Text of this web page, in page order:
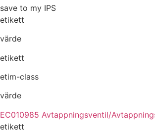
save to my IPS
etikett
värde
etikett
etim-class
värde
EC010985 Avtappningsventil/
etikett